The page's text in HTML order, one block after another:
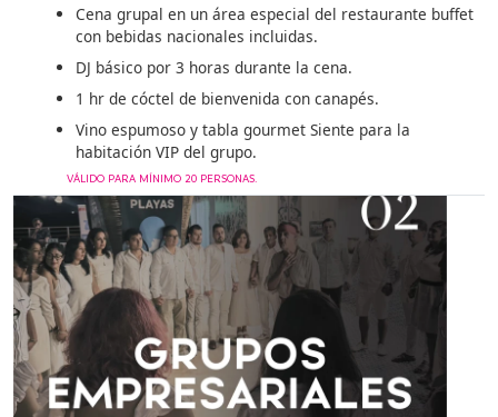
Cena grupal en un área especial del restaurante buffet
con bebidas nacionales incluidas.
DJ básico por 3 horas durante la cena.
1 hr de cóctel de bienvenida con canapés.
Vino espumoso y tabla gourmet Siente para la
habitación VIP del grupo.
VÁLIDO PARA MÍNIMO 20 PERSONAS.